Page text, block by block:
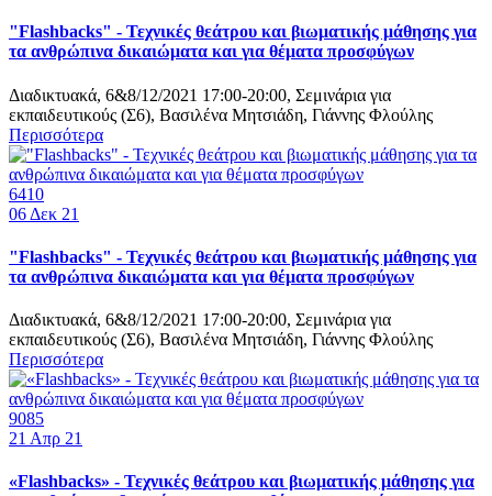
"Flashbacks" - Τεχνικές θεάτρου και βιωματικής μάθησης για
τα ανθρώπινα δικαιώματα και για θέματα προσφύγων
Διαδικτυακά, 6&8/12/2021 17:00-20:00, Σεμινάρια για
εκπαιδευτικούς (Σ6), Βασιλένα Μητσιάδη, Γιάννης Φλούλης
Περισσότερα
6410
06 Δεκ 21
"Flashbacks" - Τεχνικές θεάτρου και βιωματικής μάθησης για
τα ανθρώπινα δικαιώματα και για θέματα προσφύγων
Διαδικτυακά, 6&8/12/2021 17:00-20:00, Σεμινάρια για
εκπαιδευτικούς (Σ6), Βασιλένα Μητσιάδη, Γιάννης Φλούλης
Περισσότερα
9085
21 Απρ 21
«Flashbacks» - Τεχνικές θεάτρου και βιωματικής μάθησης για